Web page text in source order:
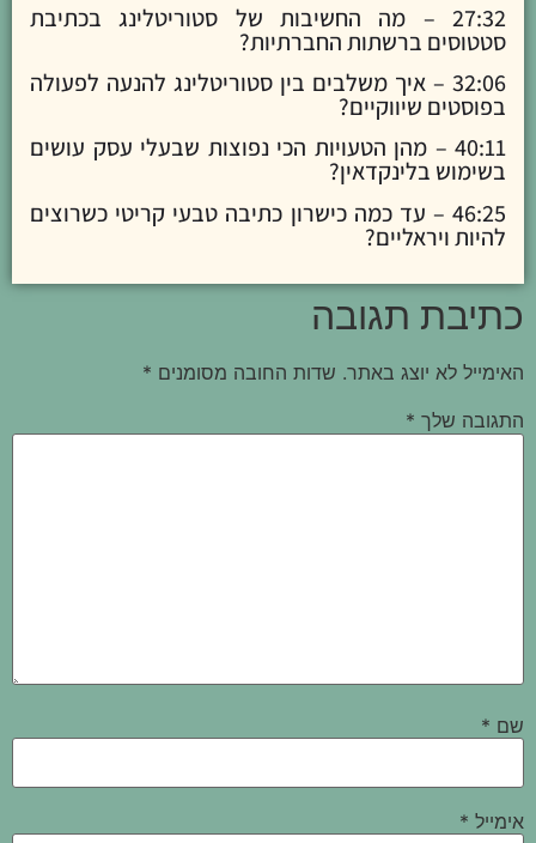
27:32 – מה החשיבות של סטוריטלינג בכתיבת
סטטוסים ברשתות החברתיות?
32:06 – איך משלבים בין סטוריטלינג להנעה לפעולה
בפוסטים שיווקיים?
40:11 – מהן הטעויות הכי נפוצות שבעלי עסק עושים
בשימוש בלינקדאין?
46:25 – עד כמה כישרון כתיבה טבעי קריטי כשרוצים
להיות ויראליים?
כתיבת תגובה
האימייל לא יוצג באתר. שדות החובה מסומנים *
התגובה שלך *
שם *
אימייל *